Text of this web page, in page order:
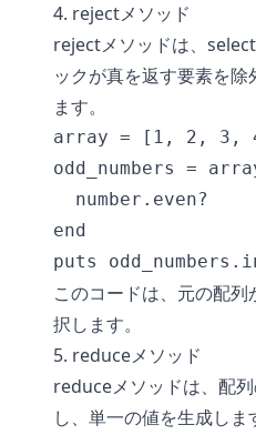
4. rejectメソッド
rejectメソッドは、
ックが真を返す要素を
ます。
array = [1, 2, 3,
odd_numbers =
  number.even?
end
このコードは、元の配
択します。
5. reduceメソッド
reduceメソッドは、配
し、単一の値を生成し